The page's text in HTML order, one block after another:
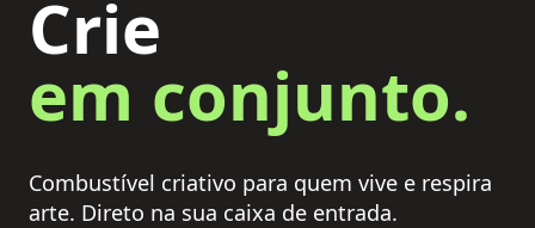
Crie
em conjunto.
Combustível criativo para quem vive e respira
arte. Direto na sua caixa de entrada.